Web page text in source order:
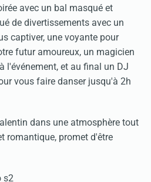
avec un bal masqué et
de divertissements avec un
captiver, une voyante pour
futur amoureux, un magicien
l'événement, et au final un DJ
vous faire danser jusqu'à 2h
dans une atmosphère tout
romantique, promet d'être